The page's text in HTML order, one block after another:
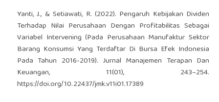
Yanti, J., & Setiawati, R. (2022). Pengaruh Kebijakan Dividen
Terhadap Nilai Perusahaan Dengan Profitabilitas Sebagai
Variabel Intervening (Pada Perusahaan Manufaktur Sektor
Barang Konsumsi Yang Terdaftar Di Bursa Efek Indonesia
Pada Tahun 2016-2019). Jurnal Manajemen Terapan Dan
Keuangan, 11(01), 243–254.
https://doi.org/10.22437/jmk.v11i01.17389